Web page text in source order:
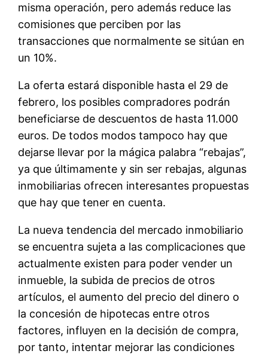
misma operación, pero además reduce las
comisiones que perciben por las
transacciones que normalmente se sitúan en
un 10%.
La oferta estará disponible hasta el 29 de
febrero, los posibles compradores podrán
beneficiarse de descuentos de hasta 11.000
euros. De todos modos tampoco hay que
dejarse llevar por la mágica palabra “rebajas”,
ya que últimamente y sin ser rebajas, algunas
inmobiliarias ofrecen interesantes propuestas
que hay que tener en cuenta.
La nueva tendencia del mercado inmobiliario
se encuentra sujeta a las complicaciones que
actualmente existen para poder vender un
inmueble, la subida de precios de otros
artículos, el aumento del precio del dinero o
la concesión de hipotecas entre otros
factores, influyen en la decisión de compra,
por tanto, intentar mejorar las condiciones